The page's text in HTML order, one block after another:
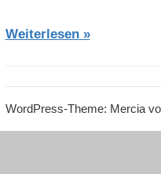
Weiterlesen
WordPress-Theme: Mercia